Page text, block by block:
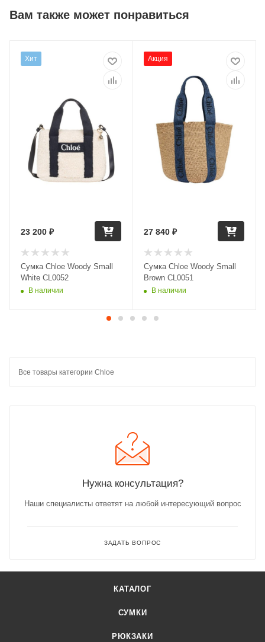
Вам также может понравиться
Хит
Сумка Chloe Woody Small
White CL0052
В наличии
23 200 ₽
Акция
Сумка Chloe Woody Small
Brown CL0051
В наличии
27 840 ₽
Все товары категории Chloe
Нужна консультация?
Наши специалисты ответят на любой интересующий вопрос
ЗАДАТЬ ВОПРОС
КАТАЛОГ
СУМКИ
РЮКЗАКИ